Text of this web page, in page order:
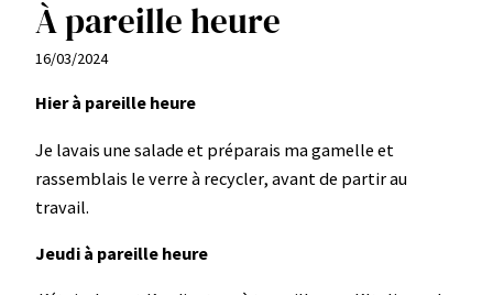
À pareille heure
16/03/2024
Hier à pareille heure
Je lavais une salade et préparais ma gamelle et
rassemblais le verre à recycler, avant de partir au
travail.
Jeudi à pareille heure